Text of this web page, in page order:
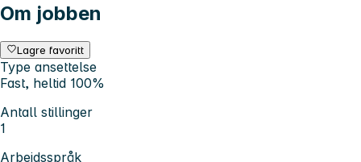
Om jobben
Lagre favoritt
Type ansettelse
Fast, heltid 100%
Antall stillinger
1
Arbeidsspråk